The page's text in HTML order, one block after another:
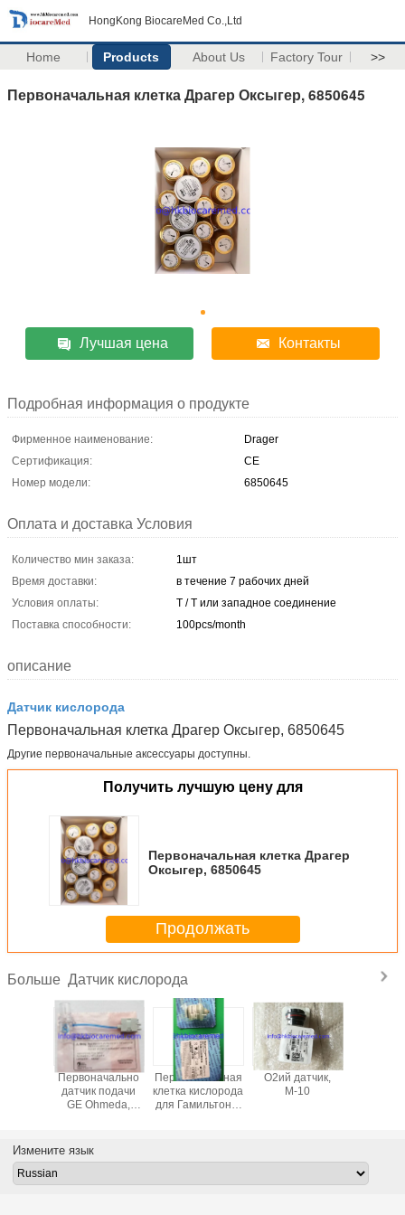
HongKong BiocareMed Co.,Ltd
Home Products About Us Factory Tour >>
Первоначальная клетка Драгер Оксыгер, 6850645
Лучшая цена Контакты
Подробная информация о продукте
Фирменное наименование:
Drager
Сертификация:
CE
Номер модели:
6850645
Оплата и доставка Условия
Количество мин заказа:
1шт
Время доставки:
в течение 7 рабочих дней
Условия оплаты:
T / T или западное соединение
Поставка способности:
100pcs/month
описание
Датчик кислорода
Первоначальная клетка Драгер Оксыгер, 6850645
Другие первоначальные аксессуары доступны.
Получить лучшую цену для
Первоначальная клетка Драгер
Оксыгер, 6850645
Продолжать
Больше Датчик кислорода
Первоначально
датчик подачи
GE Ohmeda,
Первоначальная
клетка кислорода
для Гамильтона,
О2ий датчик,
М-10
Измените язык